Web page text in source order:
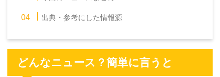
出典・参考にした情報源
どんなニュース？簡単に言うと